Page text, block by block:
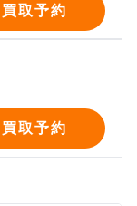
買取予約
買取予約